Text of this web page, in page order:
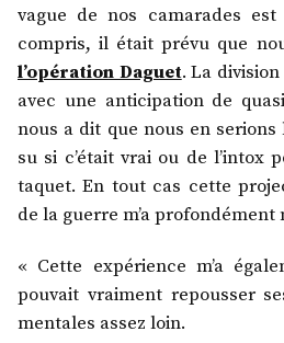
vague de nos camarades
compris, il était prévu que
l’opération Daguet. La division
avec une anticipation de
nous a dit que nous en serions
su si c’était vrai ou de l’intox
taquet. En tout cas cette
de la guerre m’a profondément
« Cette expérience m’a
pouvait vraiment repousser
mentales assez loin.